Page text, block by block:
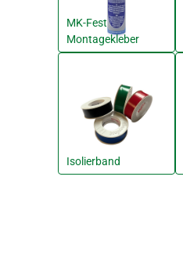
MK-Fest
Montagekleber
Isolierband